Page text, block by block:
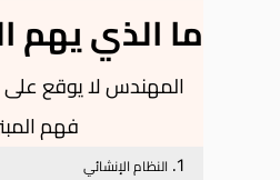
ما الذي يهم
المهندس لا يوقع
فهم
النظام الإنشائي